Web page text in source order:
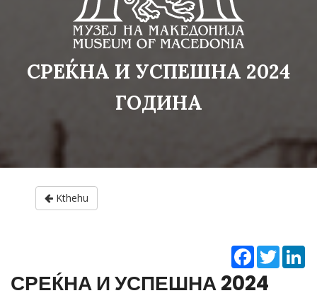
Kthehu
СРЕЌНА И УСПЕШНА 2024
ГОДИНА
Facebook
Twitter
СРЕЌНА И УСПЕШНА 2024